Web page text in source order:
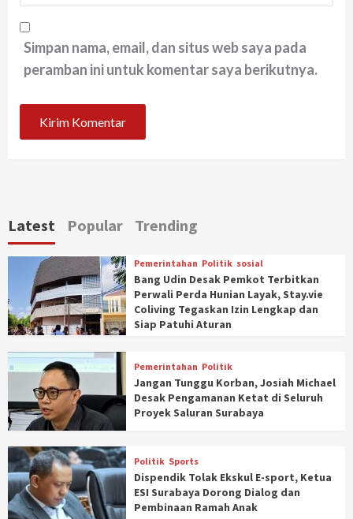
Simpan nama, email, dan situs web saya pada
peramban ini untuk komentar saya berikutnya.
Latest Popular Trending
Pemerintahan Politik sosial
Bang Udin Desak Pemkot Terbitkan
Perwali Perda Hunian Layak, Stay.vie
Coliving Tegaskan Izin Lengkap dan
Siap Patuhi Aturan
Pemerintahan Politik
Jangan Tunggu Korban, Josiah Michael
Desak Pengamanan Ketat di Seluruh
Proyek Saluran Surabaya
Politik Sports
Dispendik Tolak Ekskul E-sport, Ketua
ESI Surabaya Dorong Dialog dan
Pembinaan Ramah Anak